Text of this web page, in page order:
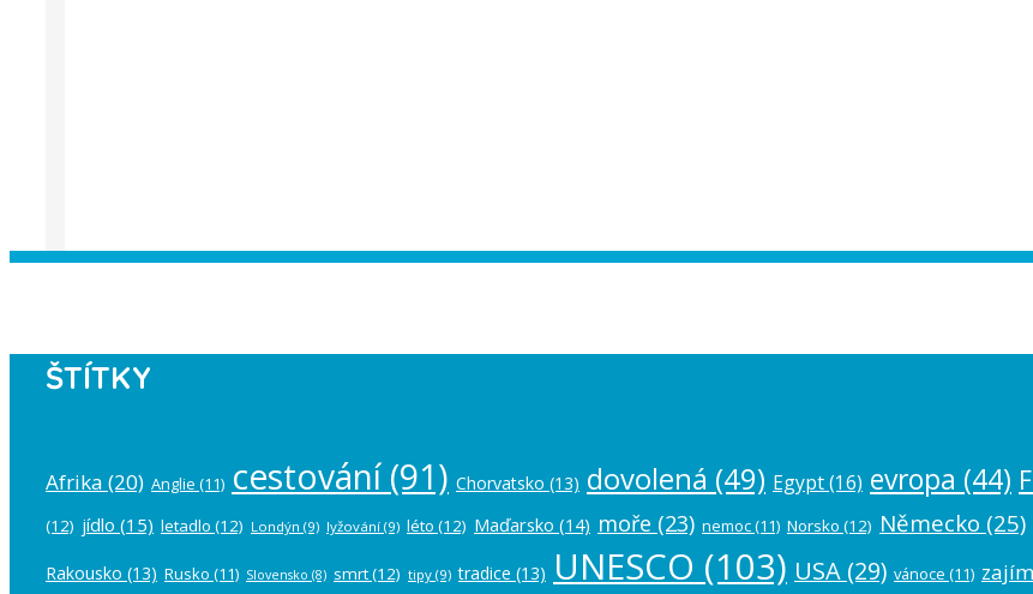
ŠTÍTKY
Afrika (20) Anglie (11) cestování(91) Chorvatsko (13) dovolená (49) Egypt(16) evropa (44)
(12) jídlo (15) letadlo (12) Londýn (9) lyžování (9) léto (12) Maďarsko (14) moře (23) nemoc(11) Norsko (12) Německo (25)
Rakousko (13) Rusko (11) Slovensko (8) smrt(12) tipy (9) tradice (13) UNESCO (103) USA (29) vánoce (11)